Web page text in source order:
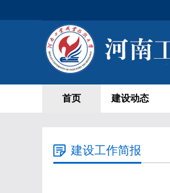
首页 建设动态
建设工作简报